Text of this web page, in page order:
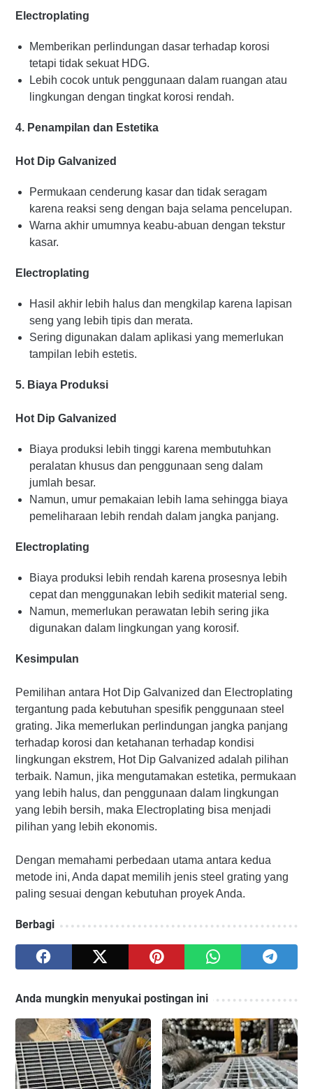
Electroplating
Memberikan perlindungan dasar terhadap korosi
tetapi tidak sekuat HDG.
Lebih cocok untuk penggunaan dalam ruangan atau
lingkungan dengan tingkat korosi rendah.
4. Penampilan dan Estetika
Hot Dip Galvanized
Permukaan cenderung kasar dan tidak seragam
karena reaksi seng dengan baja selama pencelupan.
Warna akhir umumnya keabu-abuan dengan tekstur
kasar.
Electroplating
Hasil akhir lebih halus dan mengkilap karena lapisan
seng yang lebih tipis dan merata.
Sering digunakan dalam aplikasi yang memerlukan
tampilan lebih estetis.
5. Biaya Produksi
Hot Dip Galvanized
Biaya produksi lebih tinggi karena membutuhkan
peralatan khusus dan penggunaan seng dalam
jumlah besar.
Namun, umur pemakaian lebih lama sehingga biaya
pemeliharaan lebih rendah dalam jangka panjang.
Electroplating
Biaya produksi lebih rendah karena prosesnya lebih
cepat dan menggunakan lebih sedikit material seng.
Namun, memerlukan perawatan lebih sering jika
digunakan dalam lingkungan yang korosif.
Kesimpulan
Pemilihan antara Hot Dip Galvanized dan Electroplating
tergantung pada kebutuhan spesifik penggunaan steel
grating. Jika memerlukan perlindungan jangka panjang
terhadap korosi dan ketahanan terhadap kondisi
lingkungan ekstrem, Hot Dip Galvanized adalah pilihan
terbaik. Namun, jika mengutamakan estetika, permukaan
yang lebih halus, dan penggunaan dalam lingkungan
yang lebih bersih, maka Electroplating bisa menjadi
pilihan yang lebih ekonomis.
Dengan memahami perbedaan utama antara kedua
metode ini, Anda dapat memilih jenis steel grating yang
paling sesuai dengan kebutuhan proyek Anda.
Berbagi
Anda mungkin menyukai postingan ini